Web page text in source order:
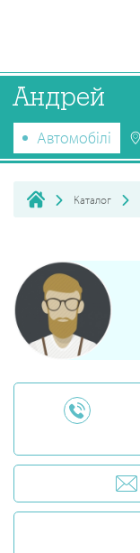
Андрей
Автомобілі
Каталог